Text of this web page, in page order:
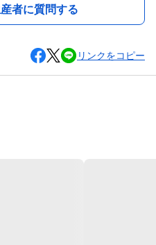
者に質問する
リンクをコピー